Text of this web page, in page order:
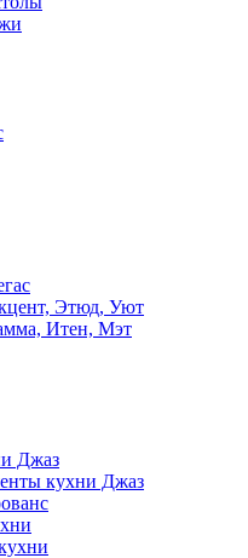
Этюд, Уют
Итен, Мэт
Джаз
кухни Джаз